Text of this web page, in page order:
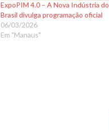
ExpoPIM 4.0 – A Nova Indústria do
Brasil divulga programação oficial
06/03/2026
Em "Manaus"